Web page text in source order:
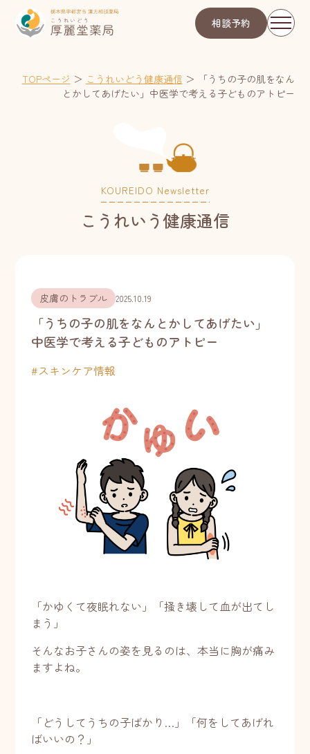
相談予約
TOPページ ＞ こうれいどう健康通信 ＞
「うちの子の肌をなん
とかしてあげたい」中医学で考える子どものアトピー
KOUREIDO Newsletter
こうれいう健康通信
皮膚のトラブル 2025.10.19
「うちの子の肌をなんとかしてあげたい」
中医学で考える子どものアトピー
#スキンケア情報
「かゆくて夜眠れない」「掻き壊して血が出てし
まう」
そんなお子さんの姿を見るのは、本当に胸が痛み
ますよね。
「どうしてうちの子ばかり…」「何をしてあげれ
ばいいの？」